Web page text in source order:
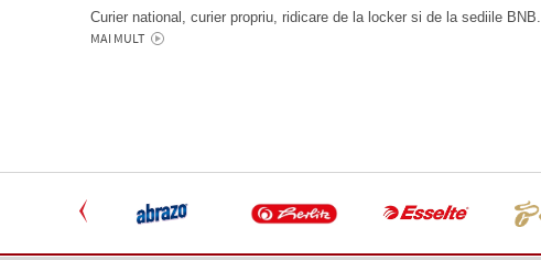
Curier national, curier propriu, ridicare de la locker si de la sediile BNB.
MAI MULT